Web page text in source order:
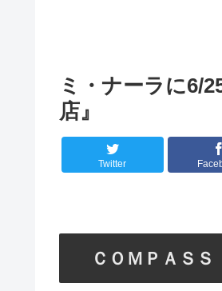
ミ・ナーラに6/
店』
Twitter
ＣＯＭＰＡＳ